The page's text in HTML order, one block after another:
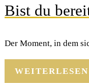
Bist du
Der Moment, in dem
WEITERLESEN